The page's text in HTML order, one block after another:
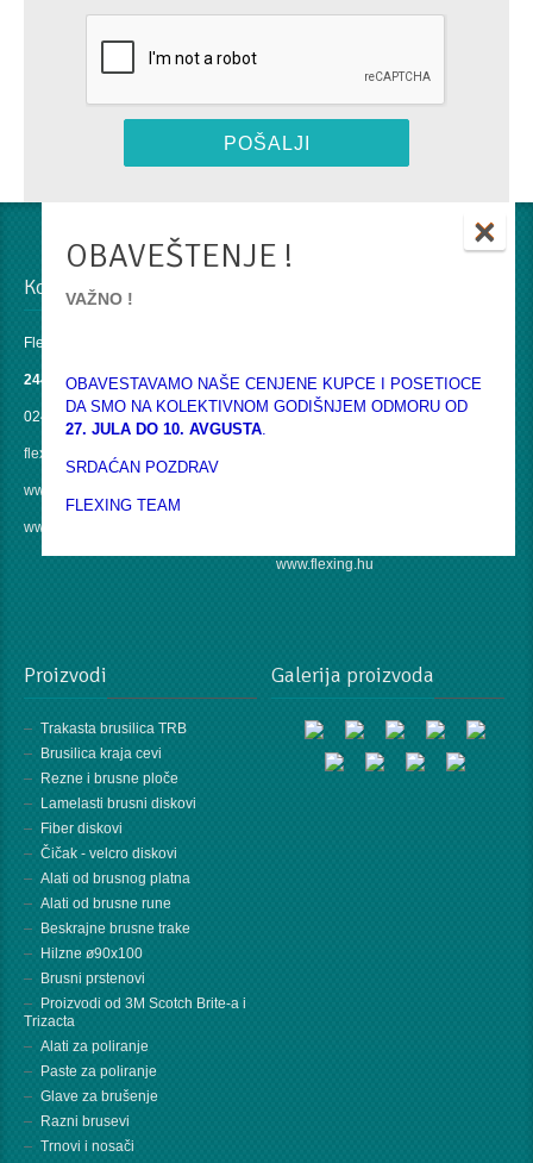
×
OBAVEŠTENJE !
VAŽNO !
OBAVESTAVAMO NAŠE CENJENE KUPCE I POSETIOCE
DA SMO NA KOLEKTIVNOM GODIŠNJEM ODMORU OD
27. JULA DO 10. AVGUSTA.
SRDAĆAN POZDRAV
FLEXING TEAM
Kontakti u Srbiji
Flexing doo
24430 Ada
024 854 082
flexing@flexing.rs
www.flexing.rs
www.poliranje.rs
6771 Szeged
Szerb u. 59.
www.flexing.hu
Proizvodi
Trakasta brusilica TRB
Brusilica kraja cevi
Rezne i brusne ploče
Lamelasti brusni diskovi
Fiber diskovi
Čičak - velcro diskovi
Alati od brusnog platna
Alati od brusne rune
Beskrajne brusne trake
Hilzne ø90x100
Brusni prstenovi
Proizvodi od 3M Scotch Brite-a i
Trizacta
Alati za poliranje
Paste za poliranje
Glave za brušenje
Razni brusevi
Trnovi i nosači
Galerija proizvoda